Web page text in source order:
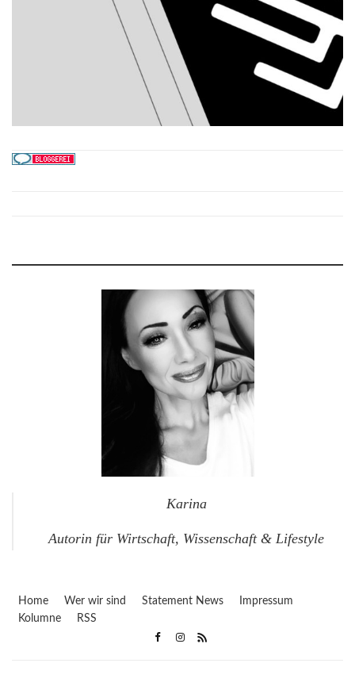
Karina
Autorin für Wirtschaft, Wissenschaft & Lifestyle
Home Wer wir sind Statement News
Impressum
Kolumne
RSS